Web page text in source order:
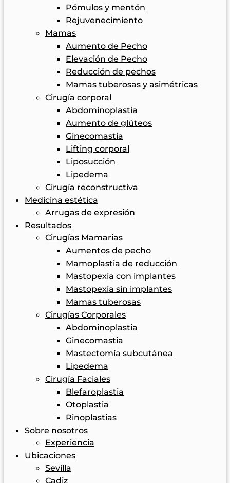
Pómulos y mentón
Rejuvenecimiento
Mamas
Aumento de Pecho
Elevación de Pecho
Reducción de pechos
Mamas tuberosas y asimétricas
Cirugía corporal
Abdominoplastia
Aumento de glúteos
Ginecomastia
Lifting corporal
Liposucción
Lipedema
Cirugía reconstructiva
Medicina estética
Arrugas de expresión
Resultados
Cirugías Mamarias
Aumentos de pecho
Mamoplastia de reducción
Mastopexia con implantes
Mastopexia sin implantes
Mamas tuberosas
Cirugías Corporales
Abdominoplastia
Ginecomastia
Mastectomía subcutánea
Lipedema
Cirugía Faciales
Blefaroplastia
Otoplastia
Rinoplastias
Sobre nosotros
Experiencia
Ubicaciones
Sevilla
Cadiz